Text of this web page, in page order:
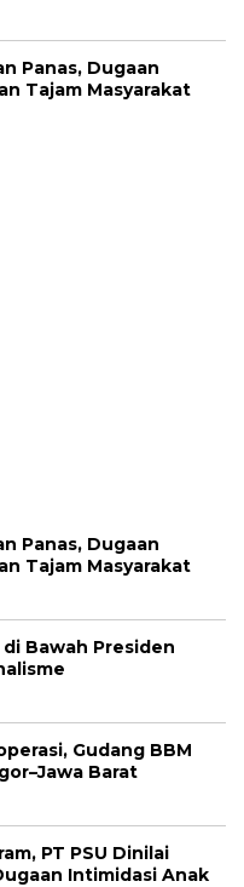
Panas, Dugaan
Tajam Masyarakat
Panas, Dugaan
Tajam Masyarakat
Bawah Presiden
Gudang BBM
Barat
PT PSU Dinilai
Intimidasi Anak